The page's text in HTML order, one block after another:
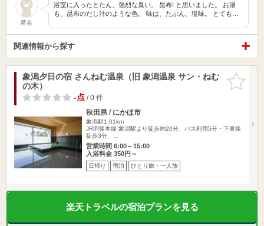
匿名
浴室に入ったとたん、強烈な臭い。 昆布! と思いました。 お湯
も、昆布のだし汁のような色。 味は、たぶん、塩味。 とても…
関連情報から探す
お気に入
りに追加
象潟夕日の宿 さんねむ温泉（旧 象潟温泉 サン・ねむ
の木）
-点/ 0 件
秋田県 / にかほ市
象潟駅1.01km
JR羽後本線 象潟駅より徒歩約20分、バス利用5分・下車後
徒歩3分、…
営業時間 6:00～15:00
入浴料金 350円～
日帰り 宿泊 ひとり旅・一人旅
楽天トラベルの宿泊プランを見る